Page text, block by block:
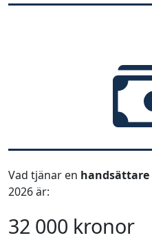
Vad tjänar en handsättare
2026 är:
32 000 kronor